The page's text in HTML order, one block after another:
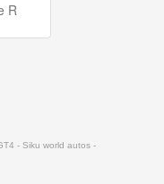
R
- Siku world autos -